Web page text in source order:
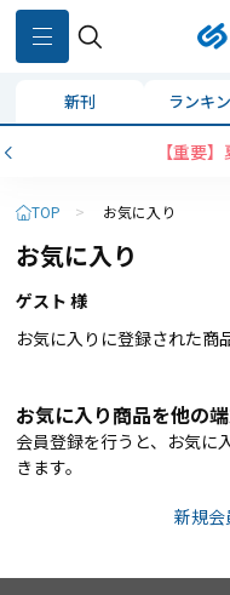
新刊 ランキ
【重要
TOP > お気に入り
お気に入り
ゲスト 様
お気に入りに登録された商
お気に入り商品を他の
会員登録を行うと、お気に
きます。
新規